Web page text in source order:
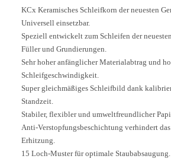
KCx Keramisches Schleifkorn der neuesten
Universell einsetzbar.
Speziell entwickelt zum Schleifen der
Füller und Grundierungen.
Sehr hoher anfänglicher Materialabtrag und
Schleifgeschwindigkeit.
Super gleichmäßiges Schleifbild dank
Standzeit.
Stabiler, flexibler und umweltfreundlicher
Anti-Verstopfungsbeschichtung verhindert
Erhitzung.
15 Loch-Muster für optimale Staubabsaugung.